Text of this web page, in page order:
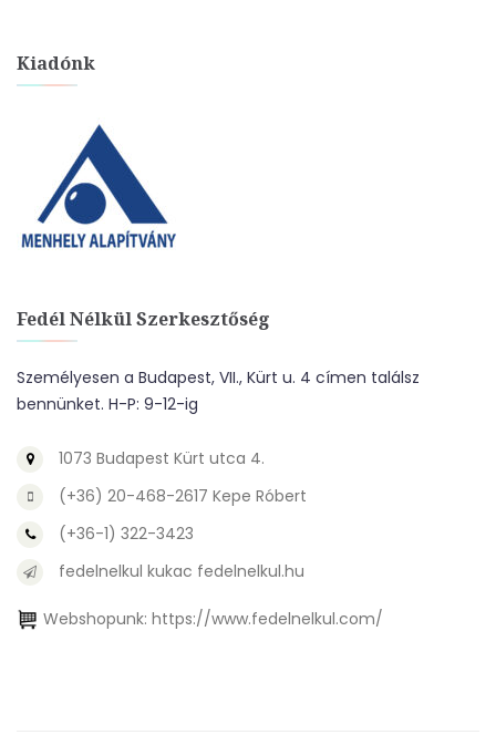
Kiadónk
Fedél Nélkül Szerkesztőség
Személyesen a Budapest, VII., Kürt u. 4 címen találsz
bennünket. H-P: 9-12-ig
1073 Budapest Kürt utca 4.
(+36) 20-468-2617 Kepe Róbert
(+36-1) 322-3423
fedelnelkul kukac fedelnelkul.hu
Webshopunk: https://www.fedelnelkul.com/